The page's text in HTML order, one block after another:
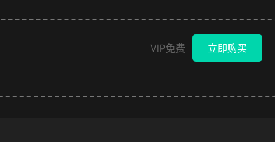
VIP免费 立即购买